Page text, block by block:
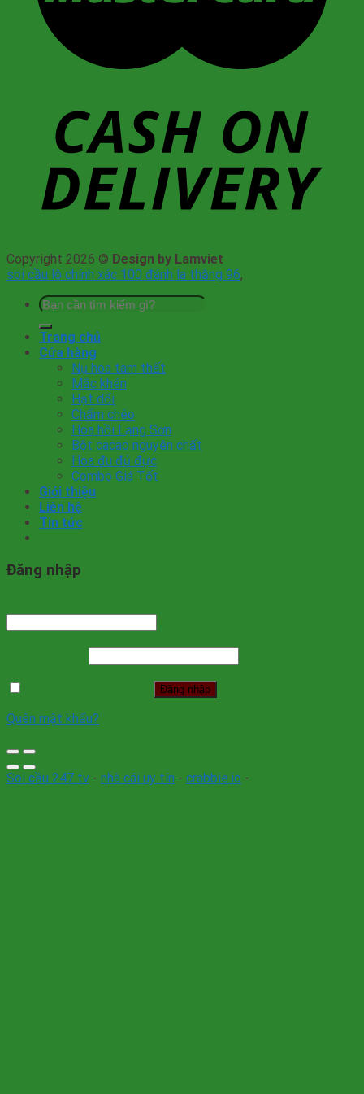
Copyright 2026 © Design by Lamviet
soi cầu lô chính xác 100 đánh la thắng 96,
Tìm
kiếm:
Trang chủ
Cửa hàng
Nụ hoa tam thất
Mắc khén
Hạt dổi
Chẩm chéo
Hoa hồi Lạng Sơn
Bột cacao nguyên chất
Hoa đu đủ đực
Combo Giá Tốt
Giới thiệu
Liên hệ
Tin tức
Đăng nhập
Đăng nhập
Quên mật khẩu?
Soi cầu 247 tv - nhà cái uy tín - crabbie.io -